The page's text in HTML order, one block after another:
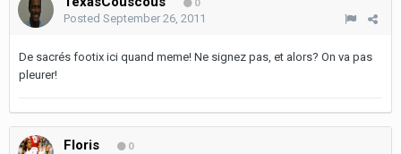
0
Posted September 26, 2011
De sacrés footix ici quand meme! Ne signez pas, et alors? On va pas
pleurer!
Floris 0